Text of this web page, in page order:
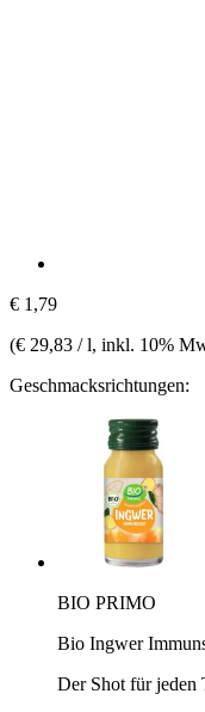
€ 1,79
(€ 29,83 / l, inkl. 10%
Geschmacksrichtungen:
BIO PRIMO
Bio Ingwer
Der Shot für jeden